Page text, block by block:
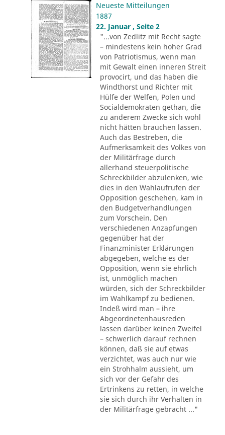
Neueste Mitteilungen
1887
22. Januar , Seite 2
"...von Zedlitz mit Recht sagte
– mindestens kein hoher Grad
von Patriotismus, wenn man
mit Gewalt einen inneren Streit
provocirt, und das haben die
Windthorst und Richter mit
Hülfe der Welfen, Polen und
Socialdemokraten gethan, die
zu anderem Zwecke sich wohl
nicht hätten brauchen lassen.
Auch das Bestreben, die
Aufmerksamkeit des Volkes von
der Militärfrage durch
allerhand steuerpolitische
Schreckbilder abzulenken, wie
dies in den Wahlaufrufen der
Opposition geschehen, kam in
den Budgetverhandlungen
zum Vorschein. Den
verschiedenen Anzapfungen
gegenüber hat der
Finanzminister Erklärungen
abgegeben, welche es der
Opposition, wenn sie ehrlich
ist, unmöglich machen
würden, sich der Schreckbilder
im Wahlkampf zu bedienen.
Indeß wird man – ihre
Abgeordnetenhausreden
lassen darüber keinen Zweifel
– schwerlich darauf rechnen
können, daß sie auf etwas
verzichtet, was auch nur wie
ein Strohhalm aussieht, um
sich vor der Gefahr des
Ertrinkens zu retten, in welche
sie sich durch ihr Verhalten in
der Militärfrage gebracht ..."